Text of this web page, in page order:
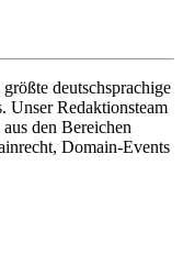
deutschsprachige
Unser Redaktionsteam
den Bereichen
Domain-Events